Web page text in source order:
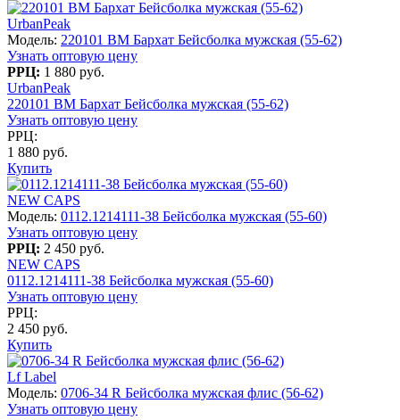
UrbanPeak
Модель: 220101 BM Бархат Бейсболка мужская (55-62)
Узнать оптовую цену
РРЦ: 1 880 руб.
UrbanPeak
220101 BM Бархат Бейсболка мужская (55-62)
Узнать оптовую цену
РРЦ:
1 880 руб.
Купить
NEW CAPS
Модель: 0112.1214111-38 Бейсболка мужская (55-60)
Узнать оптовую цену
РРЦ: 2 450 руб.
NEW CAPS
0112.1214111-38 Бейсболка мужская (55-60)
Узнать оптовую цену
РРЦ:
2 450 руб.
Купить
Lf Label
Модель: 0706-34 R Бейсболка мужская флис (56-62)
Узнать оптовую цену